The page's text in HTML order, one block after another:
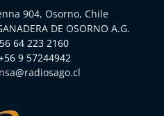
904, Osorno, Chile
DE OSORNO A.G.
64 223 2160
9 57244942